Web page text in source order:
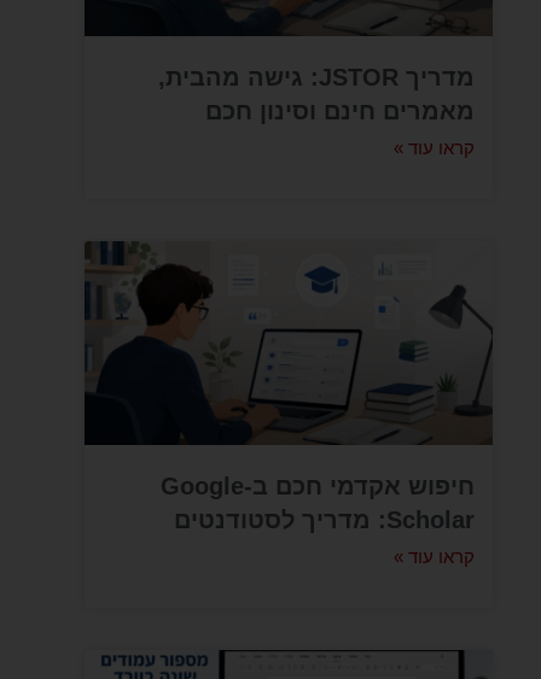
מדריך JSTOR: גישה מהבית,
מאמרים חינם וסינון חכם
קראו עוד »
חיפוש אקדמי חכם ב-Google
Scholar: מדריך לסטודנטים
קראו עוד »